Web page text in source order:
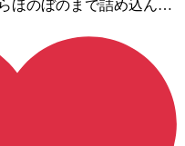
ほのぼのまで詰め込ん…